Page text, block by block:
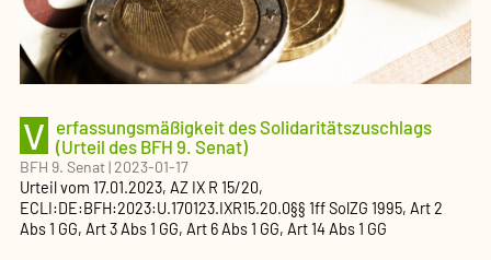
V erfassungsmäßigkeit des Solidaritätszuschlags
(Urteil des BFH 9. Senat)
BFH 9. Senat|2023-01-17
Urteilvom 17.01.2023, AZ IX R 15/20,
ECLI:DE:BFH:2023:U.170123.IXR15.20.0§§ 1ff SolZG 1995, Art 2
Abs 1 GG, Art 3 Abs 1 GG, Art 6 Abs 1 GG, Art 14 Abs 1 GG